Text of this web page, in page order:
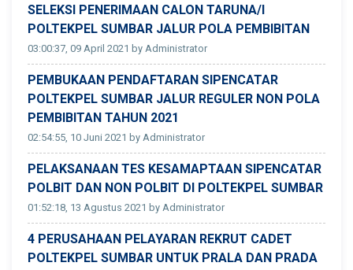
SELEKSI PENERIMAAN CALON TARUNA/I
POLTEKPEL SUMBAR JALUR POLA PEMBIBITAN
03:00:37, 09 April 2021 by Administrator
PEMBUKAAN PENDAFTARAN SIPENCATAR
POLTEKPEL SUMBAR JALUR REGULER NON POLA
PEMBIBITAN TAHUN 2021
02:54:55, 10 Juni 2021 by Administrator
PELAKSANAAN TES KESAMAPTAAN SIPENCATAR
POLBIT DAN NON POLBIT DI POLTEKPEL SUMBAR
01:52:18, 13 Agustus 2021 by Administrator
4 PERUSAHAAN PELAYARAN REKRUT CADET
POLTEKPEL SUMBAR UNTUK PRALA DAN PRADA